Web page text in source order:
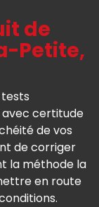
de
Petite,
avec certitude
de vos
de corriger
la méthode la
en route